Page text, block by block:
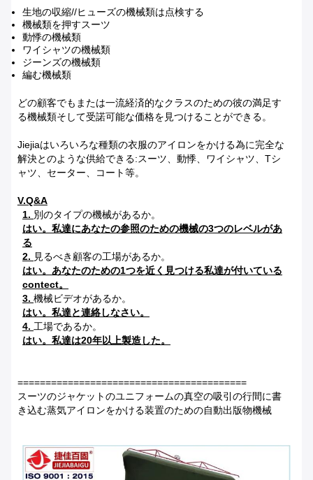
生地の収縮//ヒューズの機械類は点検する
機械類を押すスーツ
動悸の機械類
ワイシャツの機械類
ジーンズの機械類
編む機械類
どの顧客でもまたは一流経済的なクラスのための彼の満足す
る機械類そして受諾可能な価格を見つけることができる。
Jiejiaはいろいろな種類の衣服のアイロンをかける為に完全な
解決とのような供給できる:スーツ、動悸、ワイシャツ、Tシ
ャツ、セーター、コート等。
V.Q&A
1. 別のタイプの機械があるか。
はい。私達にあなたの参照のための機械の3つのレベルがあ
る
2. 見るべき顧客の工場があるか。
はい。あなたのための1つを近く見つける私達が付いている
contect。
3. 機械ビデオがあるか。
はい。私達と連絡しなさい。
4. 工場であるか。
はい。私達は20年以上製造した。
=========================================
スーツのジャケットのユニフォームの真空の吸引の行間に書
き込む蒸気アイロンをかける装置のための自動出版物機械